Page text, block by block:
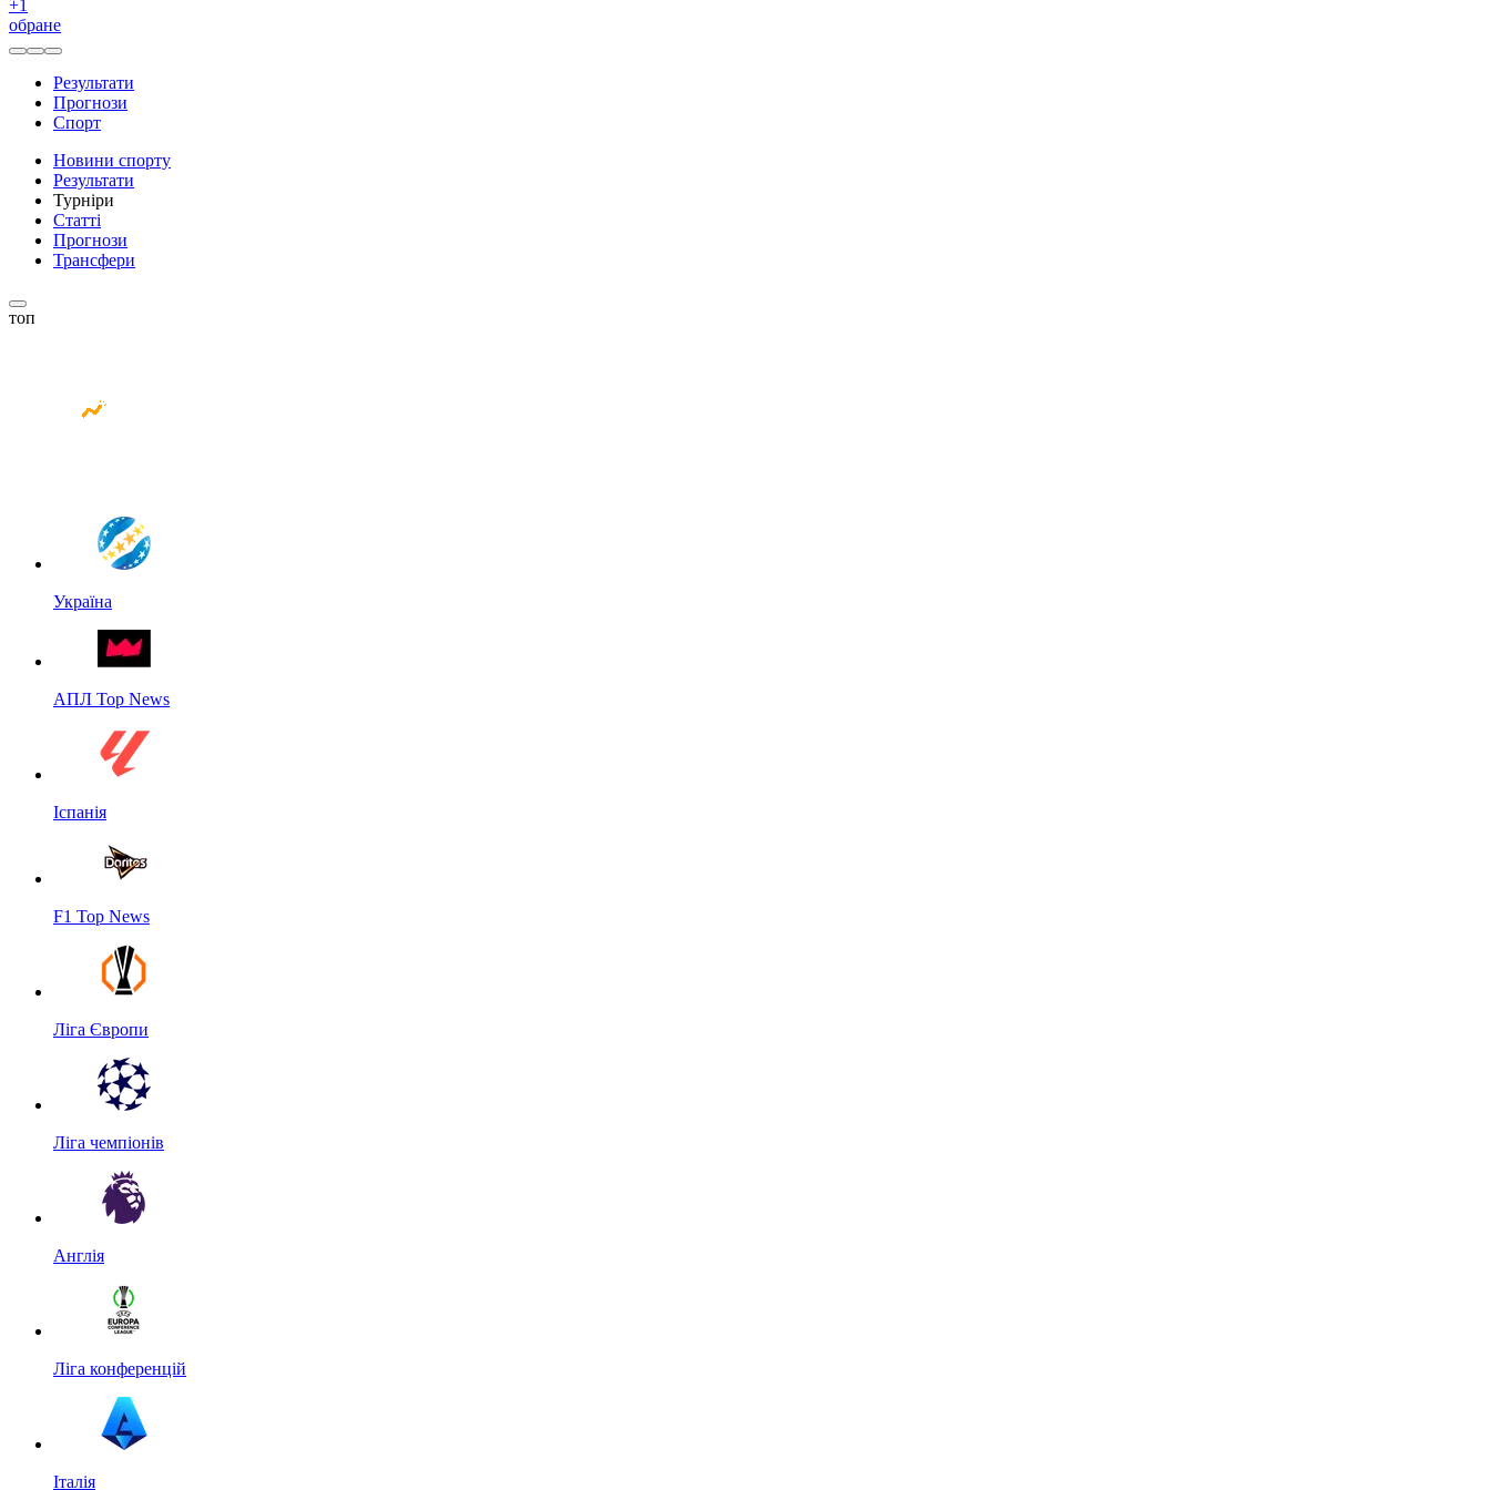
+1
обране
Результати
Прогнози
Спорт
Новини спорту
Результати
Турніри
Статті
Прогнози
Трансфери
топ
Україна
АПЛ Top News
Іспанія
F1 Top News
Ліга Європи
Ліга чемпіонів
Англія
Ліга конференцій
Італія